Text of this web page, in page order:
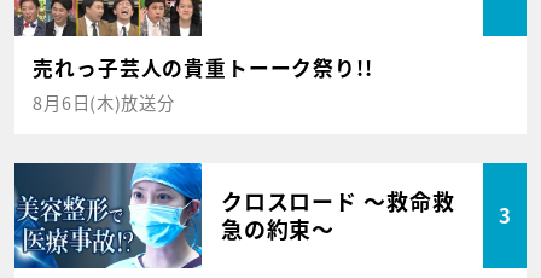
売れっ子芸人の貴重トーーク祭り!!
8月6日(木)放送分
クロスロード ～救命救
急の約束～
3